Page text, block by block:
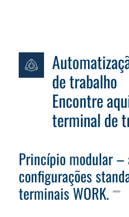
de trabalho
Encontre
terminal de
Princípio modular –
configurações
terminais WORK.